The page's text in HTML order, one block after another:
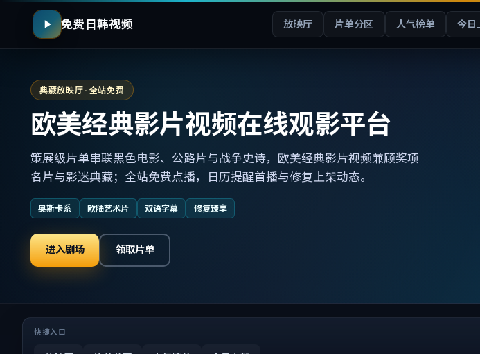
免费日韩视频 放映厅 片单分区 人气榜单 今日
典藏放映厅 · 全站免费
欧美经典影片视频在线观影平台
策展级片单串联黑色电影、公路片与战争史诗，欧美经典影片视频兼顾奖项
名片与影迷典藏；全站免费点播，日历提醒首播与修复上架动态。
奥斯卡系 欧陆艺术片 双语字幕 修复臻享
进入剧场 领取片单
快捷入口